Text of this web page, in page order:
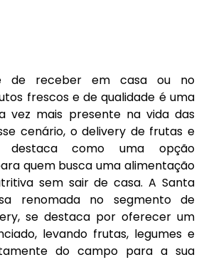
de receber em casa ou no
frescos e de qualidade é uma
vez mais presente na vida das
cenário, o delivery de frutas e
destaca como uma opção
quem busca uma alimentação
sem sair de casa. A Santa
renomada no segmento de
se destaca por oferecer um
levando frutas, legumes e
do campo para a sua